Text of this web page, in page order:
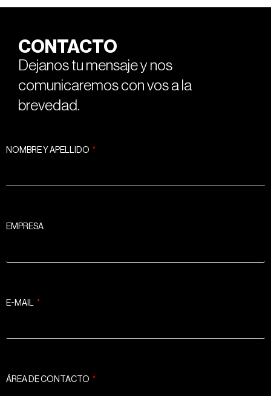
CONTACTO
Dejanos tu mensaje y nos
comunicaremos con vos a la
brevedad.
NOMBRE Y APELLIDO
EMPRESA
E-MAIL
ÁREA DE CONTACTO